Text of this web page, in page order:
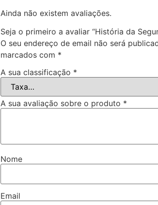
Ainda não existem avaliações.
Seja o primeiro a avaliar “História da
O seu endereço de email não será
marcados com *
A sua classificação *
A sua avaliação sobre o produto *
Nome
Email